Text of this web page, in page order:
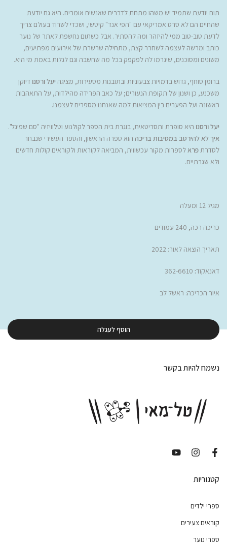
תום יודעת שתמיד יש משהו מתחת לדברים שאנשים אומרים. היא גם יודעת
שהחיים הם לא סרט אמריקאי עם "הפי אנד" קיטשי, ושכדי לשרוד בעולם צריך
לדעת טוב-טוב ממי להיזהר ומה להסתיר. אבל כשתום נחשפת לאתר של נוער
כותב ומרשה לעצמה לשחרר קצת, מתחילה שרשרת של אירועים מפתיעים,
משונים ומסוכנים, שיגרמו לה לפקפק בכל מה שחשבה וגם לגלות באמת מי היא.
ברומן סוחף, גדוש בדמויות צבעוניות ובתובנות מסעירות, מציגה יעל ורסנו דיוקן
משכנע, כן ושנון של תקופת הנעורים; על כאב הפרידה מהילדוּת, על התאהבות
ראשונה ועל הפערים בין המציאות למה שאנחנו מספרים לעצמנו.
יעל ורסנו היא סופרת ותסריטאית, בוגרת בית הספר לקולנוע וטלוויזיה "סם שפיגל".
איך לא להירטב במסיבות בריכה הוא ספרה הראשון, והספר העשירי שנבחר
לסדרתפראלספרות מקור עכשווית, המביאה לקוראות ולקוראים קולות חדשים
ולא שגרתיים.
מגיל 12 ומעלה
כריכה רכה, 240 עמודים
תאריך הוצאה לאור: 2022
דאנאקוד:
362-6610
איור הכריכה: ראשל לב
הוסף לעגלה
נשמח להיות בקשר
קטגוריות
ספרי ילדים
קוראים צעירים
ספרי נוער